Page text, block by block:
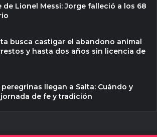
de Lionel Messi: Jorge falleció a los 68
busca castigar el abandono animal
y hasta dos años sin licencia de
llegan a Salta: Cuándo y
de fe y tradición